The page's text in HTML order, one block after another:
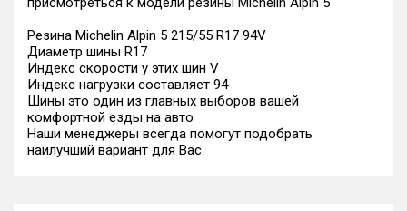
Резина Michelin Alpin 5 215/55 R17 94V
Диаметр шины R17
Индекс скорости у этих шин V
Индекс нагрузки составляет 94
Шины это один из главных выборов вашей
комфортной езды на авто
Наши менеджеры всегда помогут подобрать
наилучший вариант для Вас.